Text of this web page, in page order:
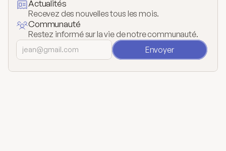
Actualités
Recevez des nouvelles tous les mois.
Communauté
Restez informé sur la vie de notre communauté.
Envoyer